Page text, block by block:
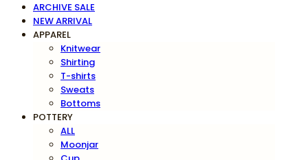
ARCHIVE SALE
NEW ARRIVAL
APPAREL
Knitwear
Shirting
T-shirts
Sweats
Bottoms
POTTERY
ALL
Moonjar